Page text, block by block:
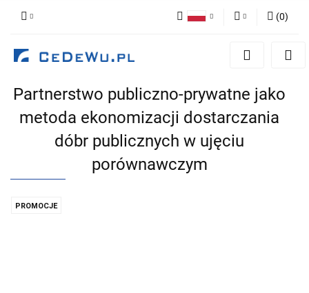
Zaloguj się
Dodaj zgłoszenie
Zgody cookies
(0)
Partnerstwo publiczno-prywatne jako
metoda ekonomizacji dostarczania
dóbr publicznych w ujęciu
porównawczym
PROMOCJE